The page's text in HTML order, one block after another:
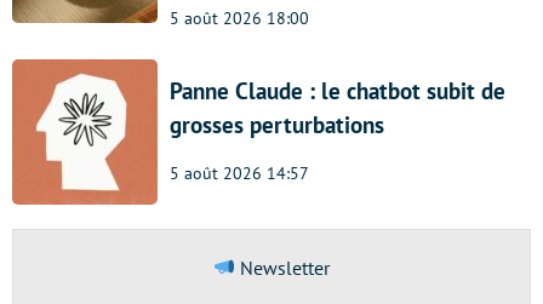
5 août 2026 18:00
Panne Claude : le chatbot subit de
grosses perturbations
5 août 2026 14:57
Newsletter